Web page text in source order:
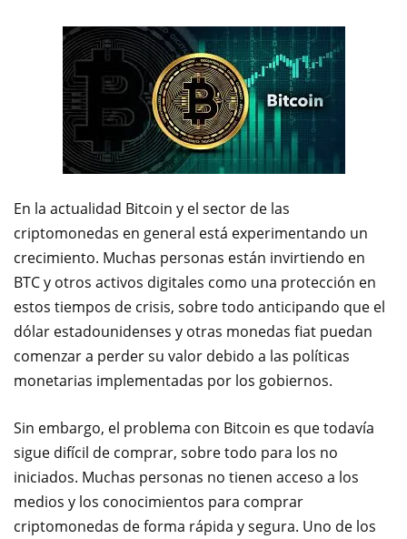
En la actualidad Bitcoin y el sector de las
criptomonedas en general está experimentando un
crecimiento. Muchas personas están invirtiendo en
BTC y otros activos digitales como una protección en
estos tiempos de crisis, sobre todo anticipando que el
dólar estadounidenses y otras monedas fiat puedan
comenzar a perder su valor debido a las políticas
monetarias implementadas por los gobiernos.
Sin embargo, el problema con Bitcoin es que todavía
sigue difícil de comprar, sobre todo para los no
iniciados. Muchas personas no tienen acceso a los
medios y los conocimientos para comprar
criptomonedas de forma rápida y segura. Uno de los